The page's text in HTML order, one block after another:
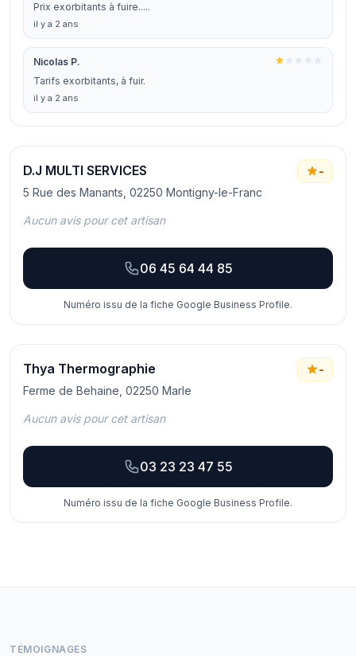
Prix exorbitants à fuire.....
il y a 2 ans
Nicolas P.
Tarifs exorbitants, à fuir.
il y a 2 ans
D.J MULTI SERVICES
5 Rue des Manants, 02250 Montigny-le-Franc
-
Aucun avis pour cet artisan
06 45 64 44 85
Numéro issu de la fiche Google Business Profile.
Thya Thermographie
Ferme de Behaine, 02250 Marle
-
Aucun avis pour cet artisan
03 23 23 47 55
Numéro issu de la fiche Google Business Profile.
TÉMOIGNAGES